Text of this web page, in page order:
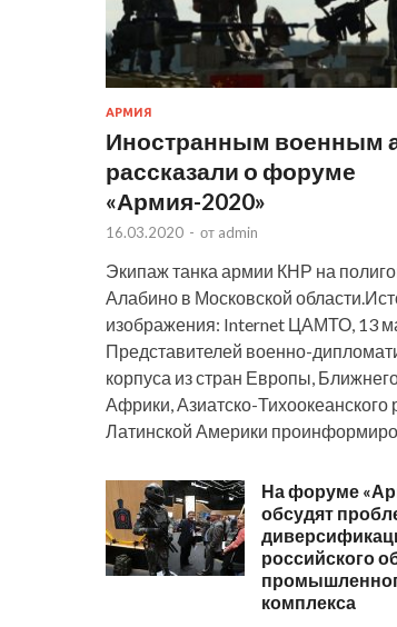
АРМИЯ
Иностранным военным
рассказали о форуме
«Армия-2020»
16.03.2020 - от admin
Экипаж танка армии КНР на
Алабино в Московской
изображения: Internet ЦАМТО, 13
Представителей военно-
корпуса из стран Европы,
Африки, Азиатско-Тихоокеанского
Латинской Америки
На форуме
обсудят
российского
комплекса